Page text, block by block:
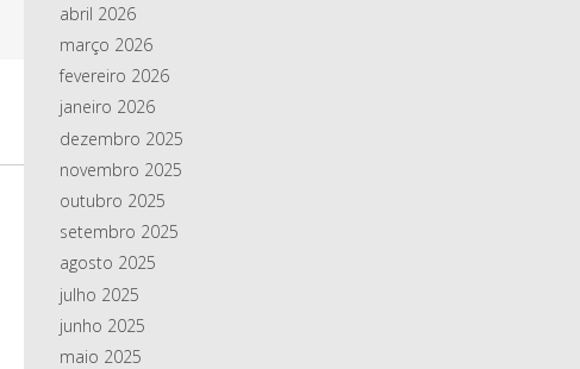
abril 2026
março 2026
fevereiro 2026
janeiro 2026
dezembro 2025
novembro 2025
outubro 2025
setembro 2025
agosto 2025
julho 2025
junho 2025
maio 2025